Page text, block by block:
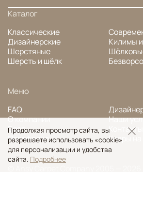
Каталог
Классические
Дизайнерские
Шерстяные
Шерсть и шёлк
Килимы
Меню
FAQ
О компании
Блог
Портфолио
Наши
Контакты
Ковры на
Продолжая просмотр сайта, вы
разрешаете использовать «cookie»
для персонализации и удобства
сайта. Подробнее